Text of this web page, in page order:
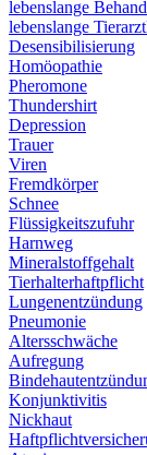
lebenslange
lebenslange
Desensibilisierung
Homöopathie
Pheromone
Thundershirt
Depression
Trauer
Viren
Fremdkörper
Schnee
Flüssigkeitszufuhr
Harnweg
Mineralstoffgehalt
Tierhalterhaftpflicht
Lungenentzündung
Pneumonie
Altersschwäche
Aufregung
Konjunktivitis
Nickhaut